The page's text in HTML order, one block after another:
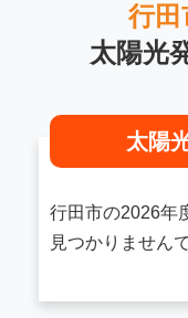
行田
太陽光
太陽
行田市の2026年
見つかりません